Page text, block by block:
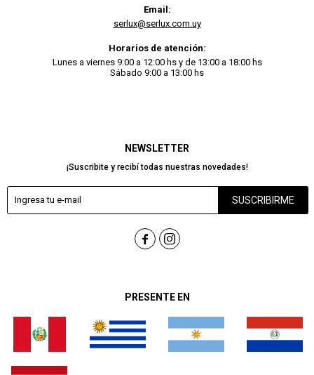
PRESENTE EN
NEWSLETTER
¡Suscribite y recibí todas nuestras novedades!
SUSCRIBIRME
 
Email:
serlux@serlux.com.uy
Horarios de atención:
Lunes a viernes 9:00 a 12:00 hs y de 13:00 a 18:00 hs
Sábado 9:00 a 13:00 hs